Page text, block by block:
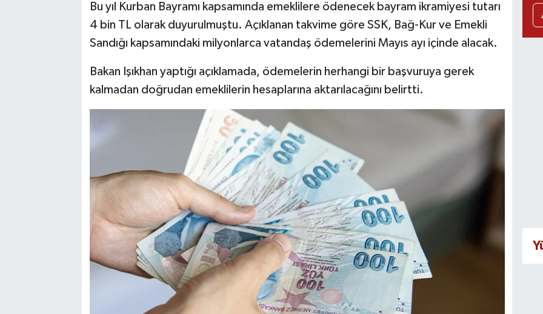
Bu yıl Kurban Bayramı kapsamında emeklilere ödenecek bayram ikramiyesi tutarı
4 bin TL olarak duyurulmuştu. Açıklanan takvime göre SSK, Bağ-Kur ve Emekli
Sandığı kapsamındaki milyonlarca vatandaş ödemelerini Mayıs ayı içinde alacak.
Bakan Işıkhan yaptığı açıklamada, ödemelerin herhangi bir başvuruya gerek
kalmadan doğrudan emeklilerin hesaplarına aktarılacağını belirtti.